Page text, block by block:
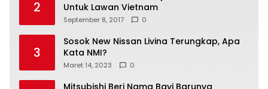
2
Untuk Lawan Vietnam
September 8, 2017 0
3
Sosok New Nissan Livina Terungkap, Apa
Kata NMI?
Maret 14, 2023 0